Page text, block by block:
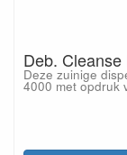
Deb.
Deze zuinige
4000 met opdruk